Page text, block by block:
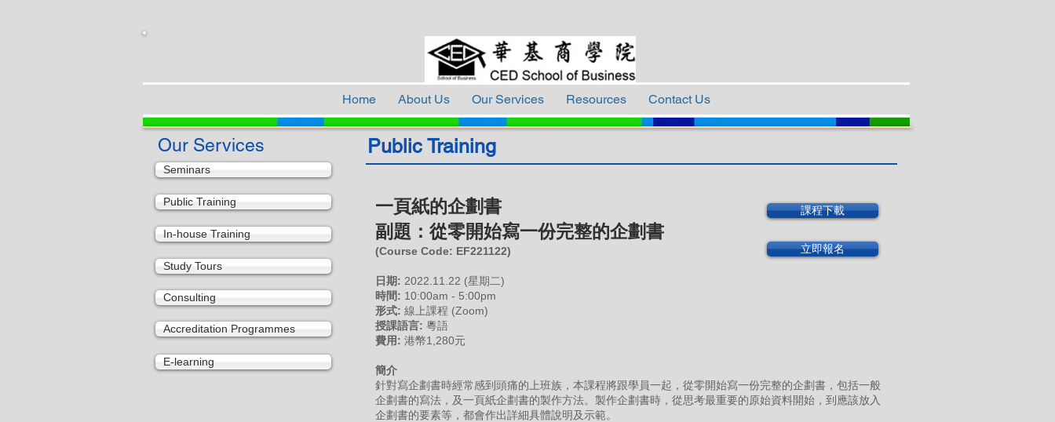
Home About Us Our Services Resources Contact Us
Our Services
Seminars
Public Training
In-house Training
Study Tours
Consulting
Accreditation Programmes
E-learning
Public Training
一頁紙的企劃書
副題：從零開始寫一份完整的企劃書
(Course Code: EF221122)
日期: 2022.11.22 (星期二)
時間: 10:00am - 5:00pm
形式: 線上課程 (Zoom)
授課語言: 粵語
費用: 港幣1,280元
簡介
針對寫企劃書時經常感到頭痛的上班族，本課程將跟學員一起，從零開始寫一份完整的企劃書，包括一般
企劃書的寫法，及一頁紙企劃書的製作方法。製作企劃書時，從思考最重要的原始資料開始，到應該放入
企劃書的要素等，都會作出詳細具體說明及示範。
課程下載
立即報名